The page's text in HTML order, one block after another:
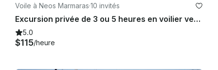
Voile à Neos Marmaras·10 invités
Excursion privée de 3 ou 5 heures en voilier vers la Sithonie occidentale, Halkidiki
5.0
$115/heure